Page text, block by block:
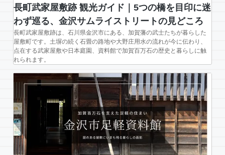
名
門
9,
0
0
0
点
長町武家屋敷跡 観光ガイド｜5つの橋を目印に迷
わず巡る、金沢サムライストリートの見どころ
長町武家屋敷跡は、石川県金沢市にある、加賀藩の武士たちが暮らした
屋敷町です。土塀の続く石畳の路地や大野庄用水の流れが今に伝わり、
点在する武家屋敷や日本庭園、資料館で加賀百万石の歴史と暮らしに触
れられます。